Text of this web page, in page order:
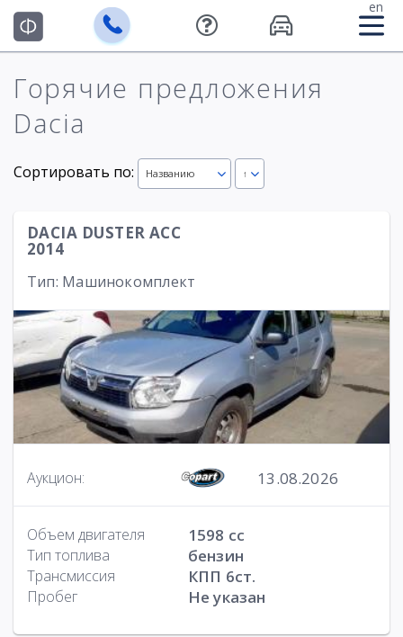
en
Горячие предложения
Dacia
Сортировать по: Названию ↑
DACIA DUSTER ACC
2014
Тип: Машинокомплект
Аукцион: 13.08.2026
Объем двигателя 1598 cc
Тип топлива бензин
Трансмиссия КПП 6ст.
Пробег Не указан